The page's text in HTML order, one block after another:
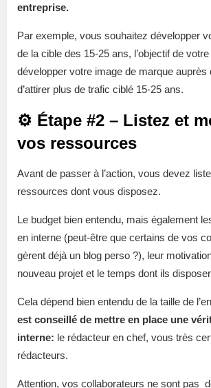
entreprise.
Par exemple, vous souhaitez développer
de la cible des 15-25 ans, l’objectif de
développer votre image de marque auprès
d’attirer plus de trafic ciblé 15-25 ans.
⚙️ Étape #2 – Listez et
vos ressources
Avant de passer à l’action, vous devez
ressources dont vous disposez.
Le budget bien entendu, mais également
en interne (peut-être que certains de vos
gèrent déjà un blog perso ?), leur
nouveau projet et le temps dont ils
Cela dépend bien entendu de la taille de
est conseillé de mettre en place une
interne: le rédacteur en chef, vous très
rédacteurs.
Attention, vos collaborateurs ne sont pas